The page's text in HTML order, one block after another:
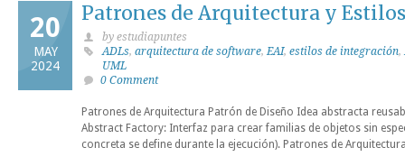
20
MAY
2024
Patrones de Arquitectura y
by estudiapuntes
ADLs, arquitectura de software,EAI, estilos de integración,
UML
0 Comment
Patrones de Arquitectura Patrón de Diseño Idea abstracta
Abstract Factory: Interfaz para crear familias de objetos sin
concreta se define durante la ejecución). Patrones de